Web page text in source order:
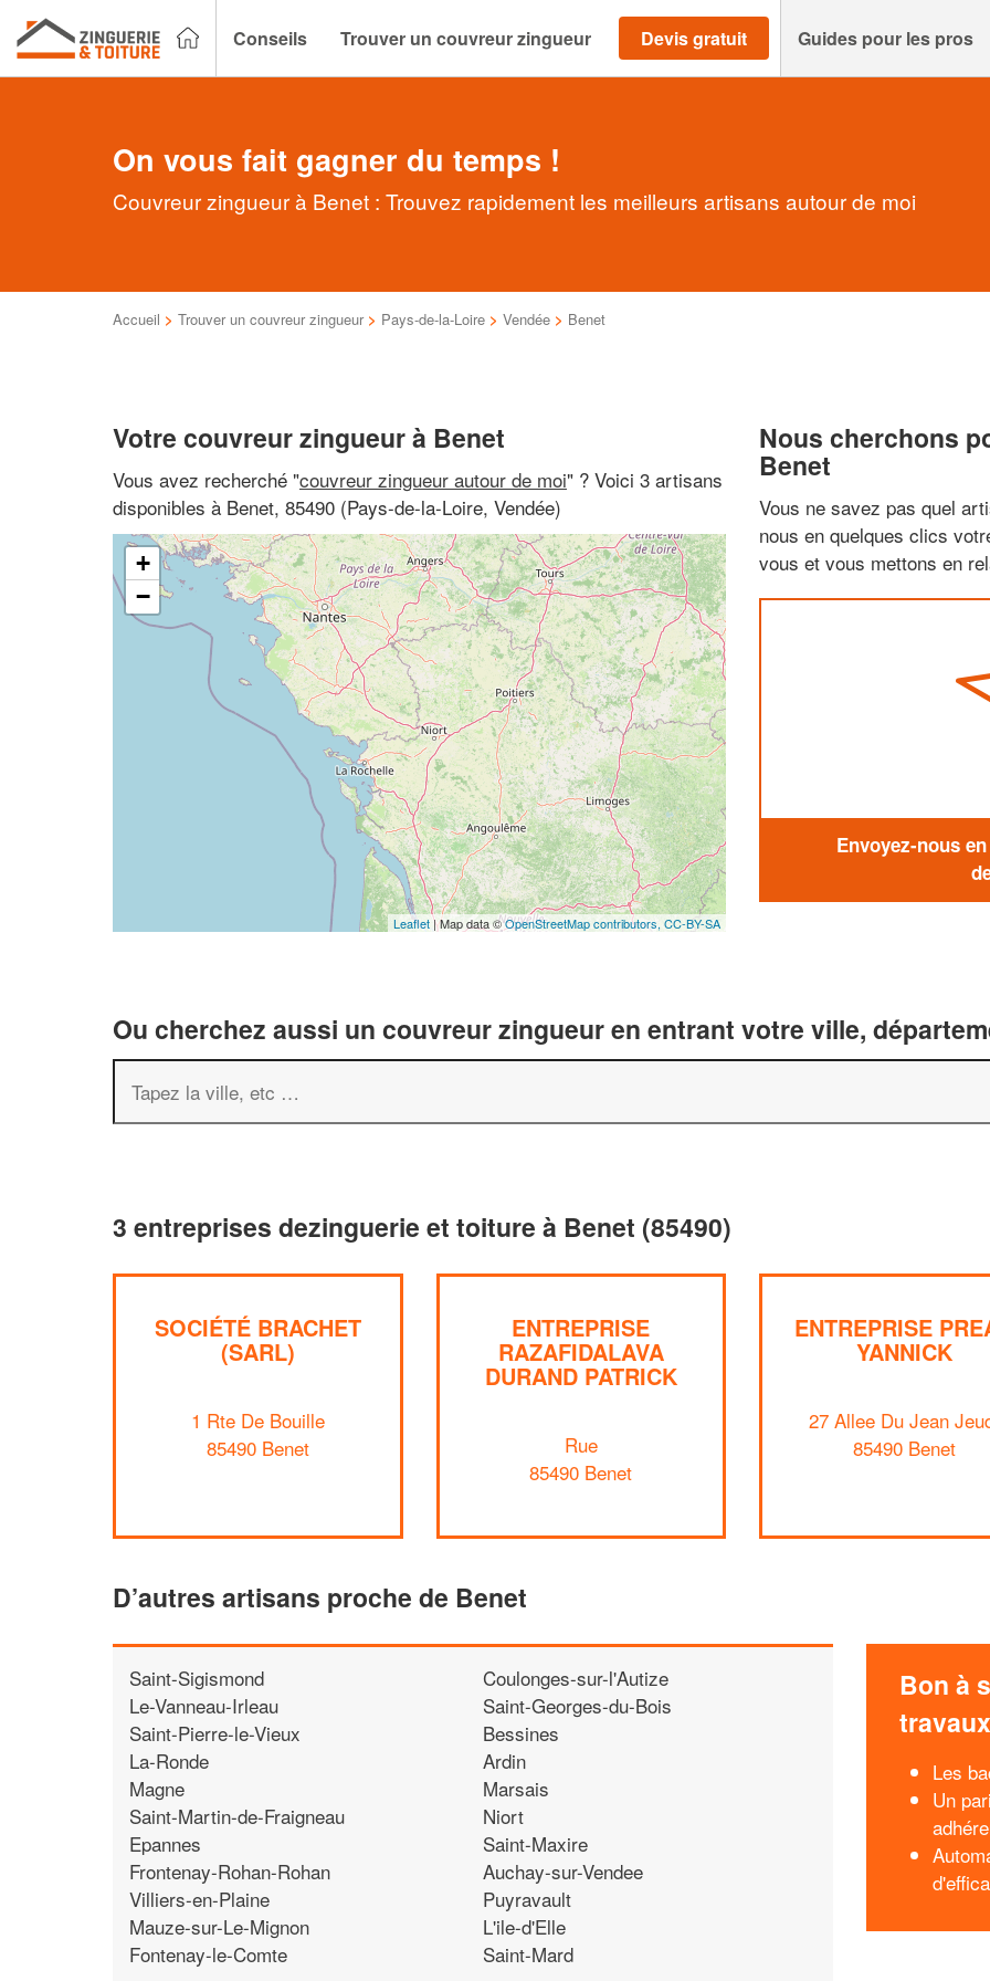
Conseils Trouver un couvreur zingueur Devis gratuit Guides pour les pros
On vous fait gagner du temps !
Couvreur zingueur à Benet : Trouvez rapidement les meilleurs artisans autour de moi
Accueil > Trouver un couvreur zingueur > Pays-de-la-Loire > Vendée > Benet
Votre couvreur zingueur à Benet
Vous avez recherché "couvreur zingueur autour de moi" ? Voici 3 artisans
disponibles à Benet, 85490 (Pays-de-la-Loire, Vendée)
+
−
Leaflet| Map data ©OpenStreetMap contributors, CC-BY-SA
Nous cherchons
Benet
Vous ne savez pas quel
nous en quelques clics
vous et vous mettons en
Envoyez-nous
Ou cherchez aussi un couvreur zingueur en entrant votre ville,
3 entreprises dezinguerie et toiture à Benet (85490)
SOCIÉTÉ BRACHET
(SARL)
1 Rte De Bouille
85490 Benet
ENTREPRISE
RAZAFIDALAVA
DURAND PATRICK
Rue
85490 Benet
ENTREPRISE
YANNICK
27 Allee Du Jean
85490 Benet
D’autres artisans proche de Benet
Saint-Sigismond
Le-Vanneau-Irleau
Saint-Pierre-le-Vieux
La-Ronde
Magne
Saint-Martin-de-Fraigneau
Epannes
Frontenay-Rohan-Rohan
Villiers-en-Plaine
Mauze-sur-Le-Mignon
Fontenay-le-Comte
Coulonges-sur-l'Autize
Saint-Georges-du-Bois
Bessines
Ardin
Marsais
Niort
Saint-Maxire
Auchay-sur-Vendee
Puyravault
L'ile-d'Elle
Saint-Mard
Bon à
travaux
Les
Un